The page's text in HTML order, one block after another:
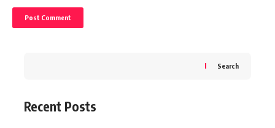
Search
Recent Posts